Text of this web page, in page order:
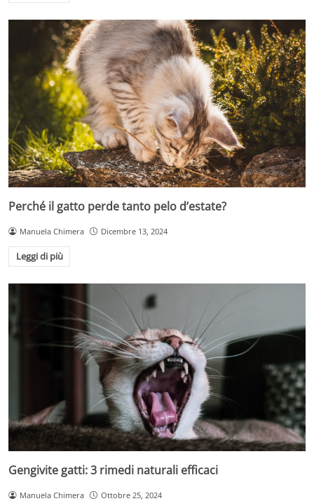
Perché il gatto perde tanto pelo d’estate?
Manuela Chimera Dicembre 13, 2024
Leggi di più
Gengivite gatti: 3 rimedi naturali efficaci
Manuela Chimera Ottobre 25, 2024